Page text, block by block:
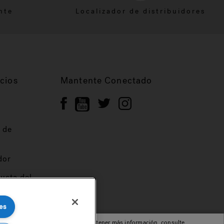
Localizador de distribuidores
del
Mantente Conectado